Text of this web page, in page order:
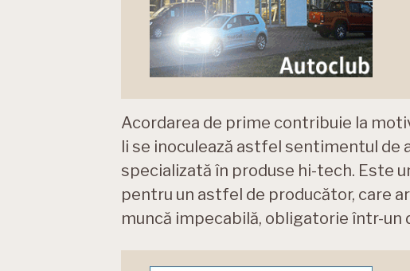
Acordarea de prime contribuie la
li se inoculează astfel sentimentul
specializată în produse hi-tech. Este
pentru un astfel de producător, care
muncă impecabilă, obligatorie într-un